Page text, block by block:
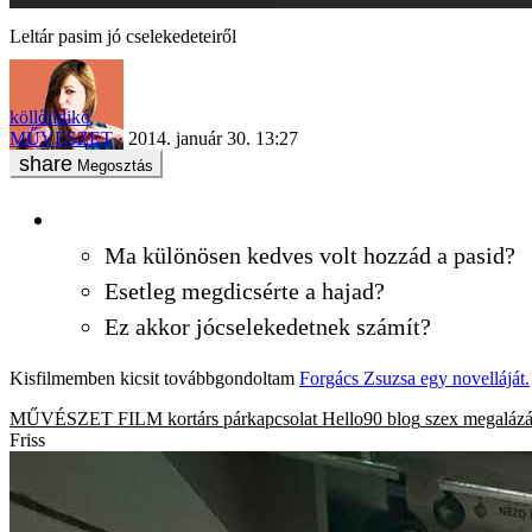
Leltár pasim jó cselekedeteiről
köllőildikó
MŰVÉSZET
2014. január 30. 13:27
Megosztás
Ma különösen kedves volt hozzád a pasid?
Esetleg megdicsérte a hajad?
Ez akkor jócselekedetnek számít?
Kisfilmemben kicsit továbbgondoltam Forgács Zsuzsa egy novelláját.
MŰVÉSZET FILM kortárs párkapcsolat Hello90 blog szex
Friss